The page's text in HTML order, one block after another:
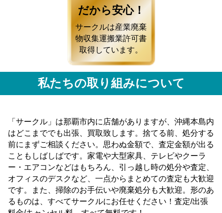
だから安心！
サークルは産業廃棄
物収集運搬業許可書
取得しています。
私たちの取り組みについて
「サークル」は那覇市内に店舗がありますが、沖縄本島内
はどこまででも出張、買取致します。捨てる前、処分する
前にまずご相談ください。思わぬ金額で、査定金額が出る
こともしばしばです。家電や大型家具、テレビやクーラ
ー・エアコンなどはもちろん、引っ越し時の処分や査定、
オフィスのデスクなど、一点からまとめての査定も大歓迎
です。また、掃除のお手伝いや廃棄処分も大歓迎。形のあ
るものは、すべてサークルにお任せください！査定/出張